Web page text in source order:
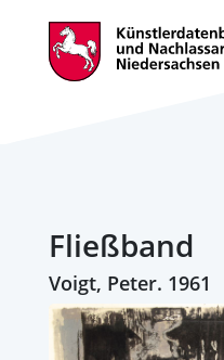
Fließband
Voigt, Peter. 1961